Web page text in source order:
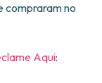
compraram no
Aqui: